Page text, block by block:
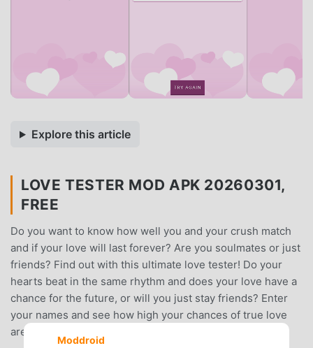
Explore this article
LOVE TESTER MOD APK 20260301,
FREE
Do you want to know how well you and your crush match
and if your love will last forever? Are you soulmates or just
friends? Find out with this ultimate love tester! Do your
hearts beat in the same rhythm and does your love have a
chance for the future, or will you just stay friends? Enter
your names and see how high your chances of true love
are!
Moddroid